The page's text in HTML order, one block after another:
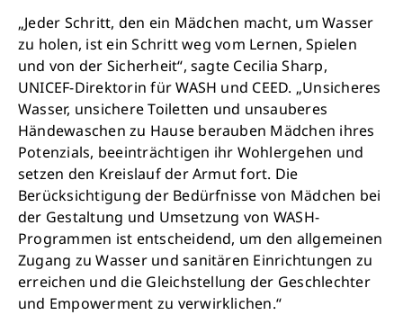
„Jeder Schritt, den ein Mädchen macht, um Wasser
zu holen, ist ein Schritt weg vom Lernen, Spielen
und von der Sicherheit“, sagte Cecilia Sharp,
UNICEF-Direktorin für WASH und CEED. „Unsicheres
Wasser, unsichere Toiletten und unsauberes
Händewaschen zu Hause berauben Mädchen ihres
Potenzials, beeinträchtigen ihr Wohlergehen und
setzen den Kreislauf der Armut fort. Die
Berücksichtigung der Bedürfnisse von Mädchen bei
der Gestaltung und Umsetzung von WASH-
Programmen ist entscheidend, um den allgemeinen
Zugang zu Wasser und sanitären Einrichtungen zu
erreichen und die Gleichstellung der Geschlechter
und Empowerment zu verwirklichen.“